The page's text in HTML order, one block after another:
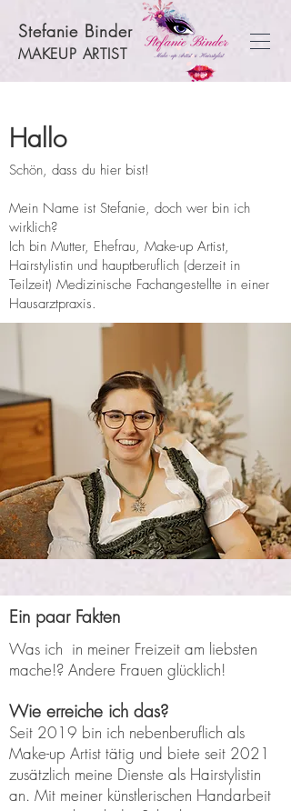
Stefanie Binder
MAKEUP ARTIST
Hallo
Schön, dass du hier bist!
Mein Name ist Stefanie, doch wer bin ich
wirklich?
Ich bin Mutter, Ehefrau, Make-up Artist,
Hairstylistin und hauptberuflich (derzeit in
Teilzeit) Medizinische Fachangestellte in einer
Hausarztpraxis.
Ein paar Fakten
Was ich in meiner Freizeit am liebsten
mache!? Andere Frauen glücklich!
Wie erreiche ich das?
Seit 2019 bin ich nebenberuflich als
Make-up Artist tätig und biete seit 2021
zusätzlich meine Dienste als Hairstylistin
an. Mit meiner künstlerischen Handarbeit